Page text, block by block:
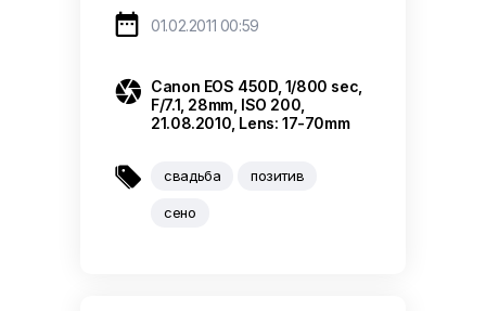
 01.02.2011 00:59
 Canon EOS 450D, 1/800 sec,
F/7.1, 28mm, ISO 200,
21.08.2010, Lens: 17-70mm
 свадьба позитив
сено